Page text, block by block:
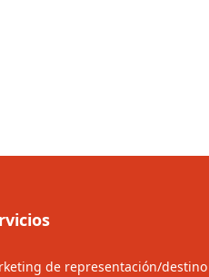
de representación/destino